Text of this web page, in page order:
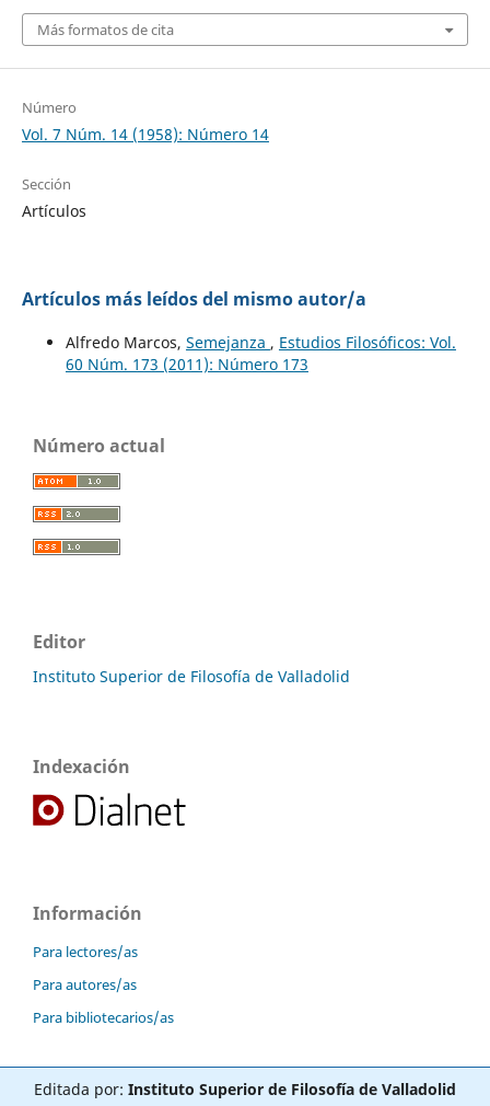
Más formatos de cita
Número
Vol. 7 Núm. 14 (1958): Número 14
Sección
Artículos
Artículos más leídos del mismo autor/a
Alfredo Marcos, Semejanza , Estudios Filosóficos: Vol.
60 Núm. 173 (2011): Número 173
Número actual
Editor
Instituto Superior de Filosofía de Valladolid
Indexación
Información
Para lectores/as
Para autores/as
Para bibliotecarios/as
Editada por: Instituto Superior de Filosofía de Valladolid